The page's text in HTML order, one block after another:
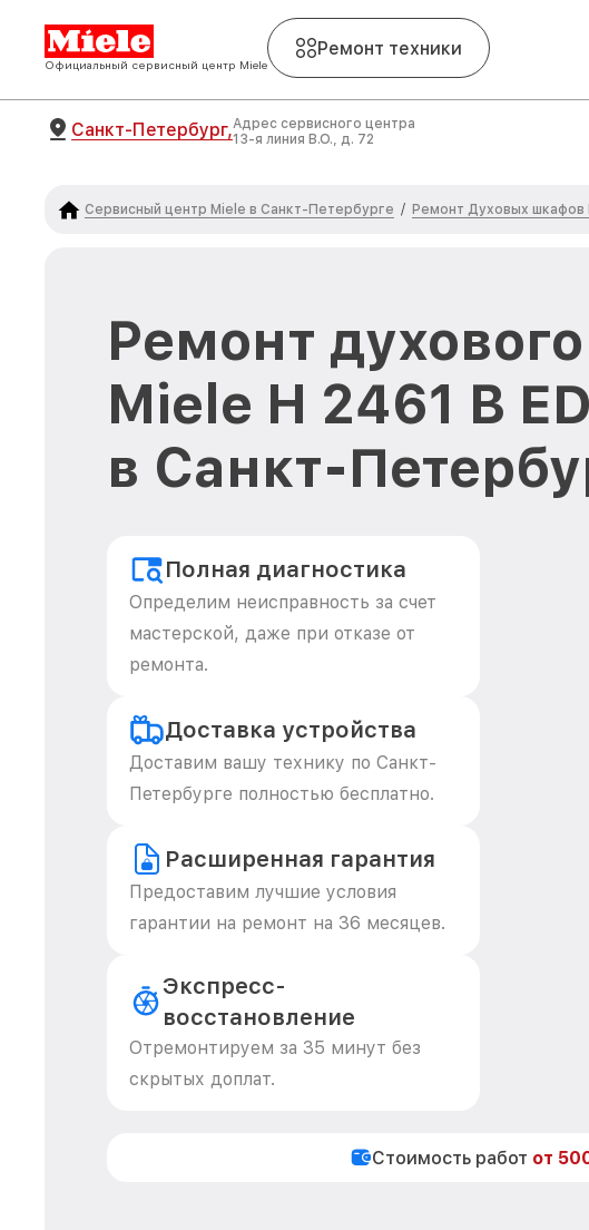
Официальный сервисный центр Miele
Ремонт техники
Санкт-Петербург,Адрес сервисного центра
13-я линия В.О., д. 72
Сервисный центр Miele в Санкт-Петербурге / Ремонт Духовых шкафов
Ремонт
Miele H 2461 B
в Санкт-
Полная диагностика
Определим неисправность за счет
мастерской, даже при отказе от
ремонта.
Доставка устройства
Доставим вашу технику по Санкт-
Петербурге полностью бесплатно.
Расширенная гарантия
Предоставим лучшие условия
гарантии на ремонт на 36 месяцев.
Экспресс-
восстановление
Отремонтируем за 35 минут без
скрытых доплат.
Стоимость работ от